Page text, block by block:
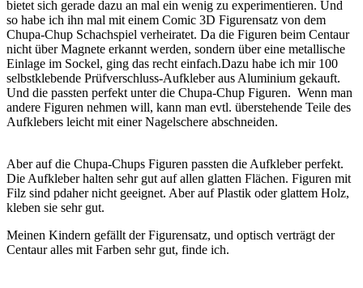
bietet sich gerade dazu an mal ein wenig zu experimentieren. Und
so habe ich ihn mal mit einem Comic 3D Figurensatz von dem
Chupa-Chup Schachspiel verheiratet. Da die Figuren beim Centaur
nicht über Magnete erkannt werden, sondern über eine metallische
Einlage im Sockel, ging das recht einfach.Dazu habe ich mir 100
selbstklebende Prüfverschluss-Aufkleber aus Aluminium gekauft.
Und die passten perfekt unter die Chupa-Chup Figuren. Wenn man
andere Figuren nehmen will, kann man evtl. überstehende Teile des
Aufklebers leicht mit einer Nagelschere abschneiden.
Aber auf die Chupa-Chups Figuren passten die Aufkleber perfekt.
Die Aufkleber halten sehr gut auf allen glatten Flächen. Figuren mit
Filz sind pdaher nicht geeignet. Aber auf Plastik oder glattem Holz,
kleben sie sehr gut.
Meinen Kindern gefällt der Figurensatz, und optisch verträgt der
Centaur alles mit Farben sehr gut, finde ich.